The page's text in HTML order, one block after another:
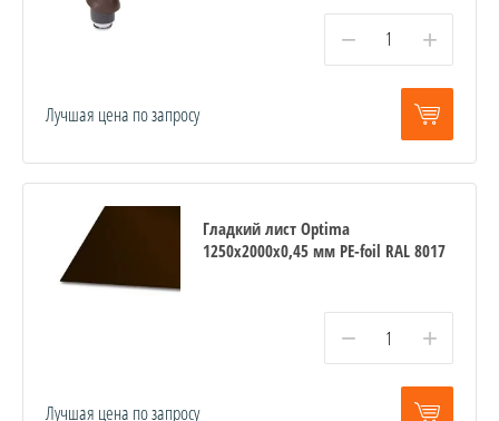
− +
Лучшая цена по запросу
Гладкий лист Optima
1250х2000х0,45 мм PE-foil RAL 8017
− +
Лучшая цена по запросу